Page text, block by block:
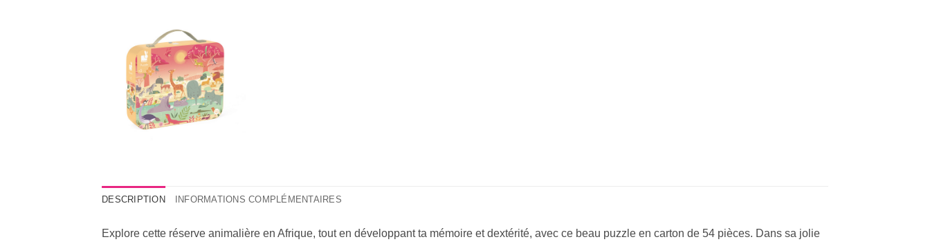
DESCRIPTION INFORMATIONS COMPLÉMENTAIRES
Explore cette réserve animalière en Afrique, tout en développant ta mémoire et dextérité, avec ce beau puzzle en carton de 54 pièces. Dans sa jolie